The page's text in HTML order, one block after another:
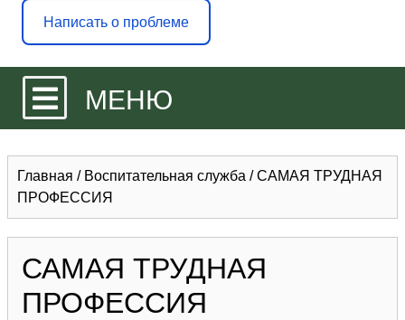
Написать о проблеме
МЕНЮ
Главная / Воспитательная служба /САМАЯ ТРУДНАЯ
ПРОФЕССИЯ
САМАЯ ТРУДНАЯ
ПРОФЕССИЯ